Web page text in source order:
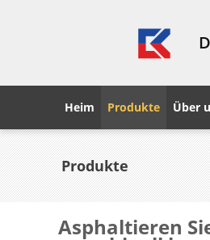
Heim Produkte Über
Produkte
Asphaltieren